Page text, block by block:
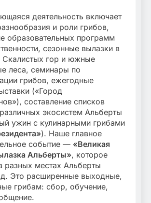
деятельность включает
и роли грибов,
образовательных программ
сезонные вылазки в
Скалистых гор и южные
леса, семинары по
грибов, ежегодные
(«Город
составление списков
экосистем Альберты
ужин с кулинарными грибами
). Наше главное
событие — «Великая
Альберты», которое
разных местах Альберты
Это расширенные выходные,
грибам: сбор, обучение,